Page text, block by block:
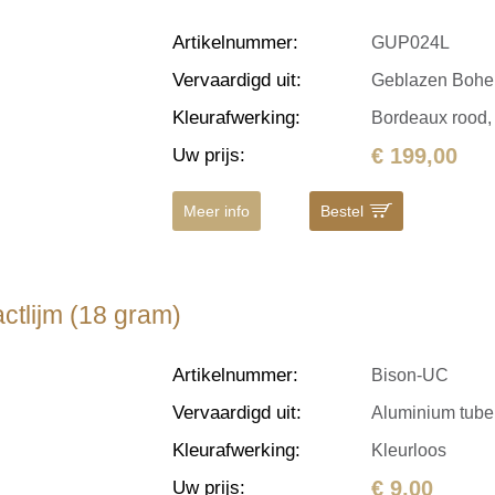
Artikelnummer: GUP024L
Vervaardigd uit: Geblazen
Kleurafwerking: Bordeaux
Uw prijs: € 199,00
Meer info Bestel
(18 gram)
Artikelnummer: Bison-UC
Vervaardigd uit: Aluminium
Kleurafwerking: Kleurloos
Uw prijs: € 9,00